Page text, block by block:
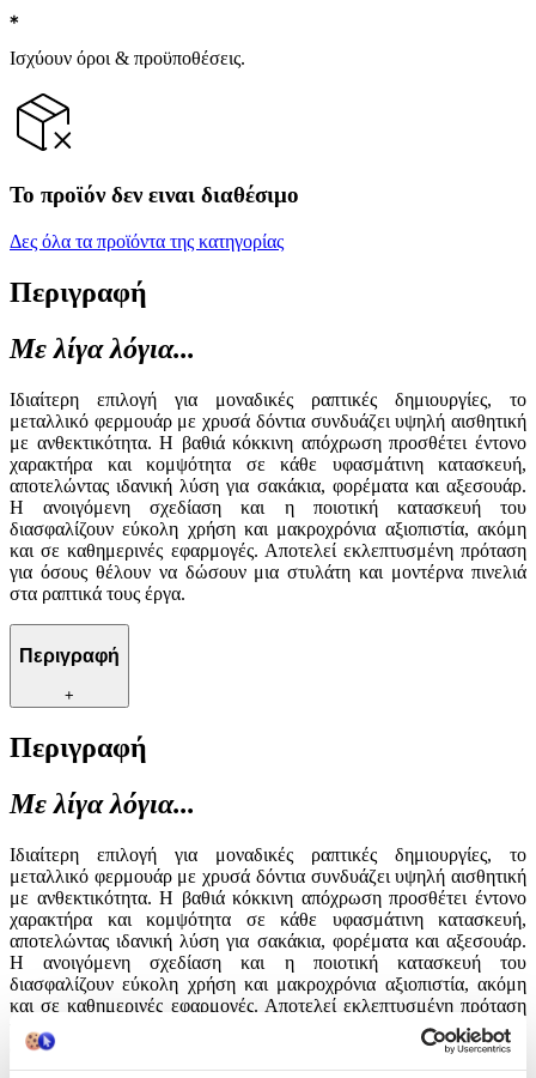
Ισχύουν όροι & προϋποθέσεις.
Το προϊόν δεν ειναι διαθέσιμο
Δες όλα τα προϊόντα της κατηγορίας
Περιγραφή
Με λίγα λόγια...
Ιδιαίτερη επιλογή για μοναδικές ραπτικές δημιουργίες, το
μεταλλικό φερμουάρ με χρυσά δόντια συνδυάζει υψηλή αισθητική
με ανθεκτικότητα. Η βαθιά κόκκινη απόχρωση προσθέτει έντονο
χαρακτήρα και κομψότητα σε κάθε υφασμάτινη κατασκευή,
αποτελώντας ιδανική λύση για σακάκια, φορέματα και αξεσουάρ.
Η ανοιγόμενη σχεδίαση και η ποιοτική κατασκευή του
διασφαλίζουν εύκολη χρήση και μακροχρόνια αξιοπιστία, ακόμη
και σε καθημερινές εφαρμογές. Αποτελεί εκλεπτυσμένη πρόταση
για όσους θέλουν να δώσουν μια στυλάτη και μοντέρνα πινελιά
στα ραπτικά τους έργα.
Περιγραφή
+
Περιγραφή
Με λίγα λόγια...
Ιδιαίτερη επιλογή για μοναδικές ραπτικές δημιουργίες, το
μεταλλικό φερμουάρ με χρυσά δόντια συνδυάζει υψηλή αισθητική
με ανθεκτικότητα. Η βαθιά κόκκινη απόχρωση προσθέτει έντονο
χαρακτήρα και κομψότητα σε κάθε υφασμάτινη κατασκευή,
αποτελώντας ιδανική λύση για σακάκια, φορέματα και αξεσουάρ.
Η ανοιγόμενη σχεδίαση και η ποιοτική κατασκευή του
διασφαλίζουν εύκολη χρήση και μακροχρόνια αξιοπιστία, ακόμη
και σε καθημερινές εφαρμογές. Αποτελεί εκλεπτυσμένη πρόταση
για όσους θέλουν να δώσουν μια στυλάτη και μοντέρνα πινελιά
στα ραπτικά τους έργα.